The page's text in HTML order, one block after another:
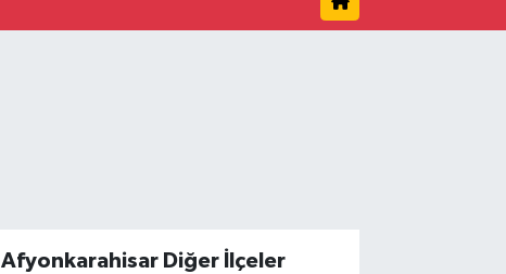
Afyonkarahisar Diğer İlçeler